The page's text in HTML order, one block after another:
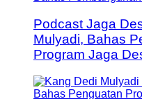
Podcast Jaga
Mulyadi, Bahas
Program Jaga